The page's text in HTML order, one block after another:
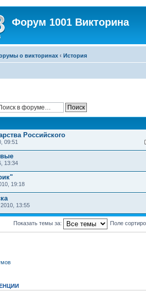
Форум 1001 Викторина
о викторинах ‹ История
Российского
09:51
13:34
19:18
13:55
Показать темы за: Поле